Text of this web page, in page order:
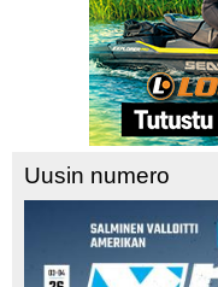
Uusin numero